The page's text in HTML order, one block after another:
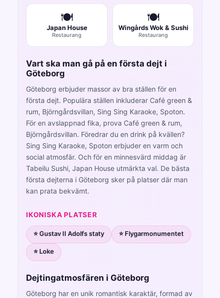
🍽️
Japan House
Restaurang
🍽️
Wingårds Wok & Sushi
Restaurang
Vart ska man gå på en första dejt i
Göteborg
Göteborg erbjuder massor av bra ställen för en
första dejt. Populära ställen inkluderar Café green &
rum, Björngårdsvillan, Sing Sing Karaoke, Spoton.
För en avslappnad fika, prova Café green & rum,
Björngårdsvillan. Föredrar du en drink på kvällen?
Sing Sing Karaoke, Spoton erbjuder en varm och
social atmosfär. Och för en minnesvärd middag är
Tabeilu Sushi, Japan House utmärkta val. De bästa
första dejterna i Göteborg sker på platser där man
kan prata bekvämt.
IKONISKA PLATSER
⭐ Gustav II Adolfs staty ⭐ Flygarmonumentet
⭐ Loke
Dejtingatmosfären i Göteborg
Göteborg har en unik romantisk karaktär, formad av